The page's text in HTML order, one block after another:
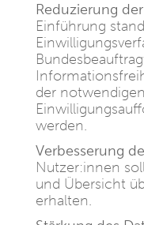
Reduzierung
Einführung
der
werden.
Verbesserung
Nutzer:innen
und Übersicht
erhalten.